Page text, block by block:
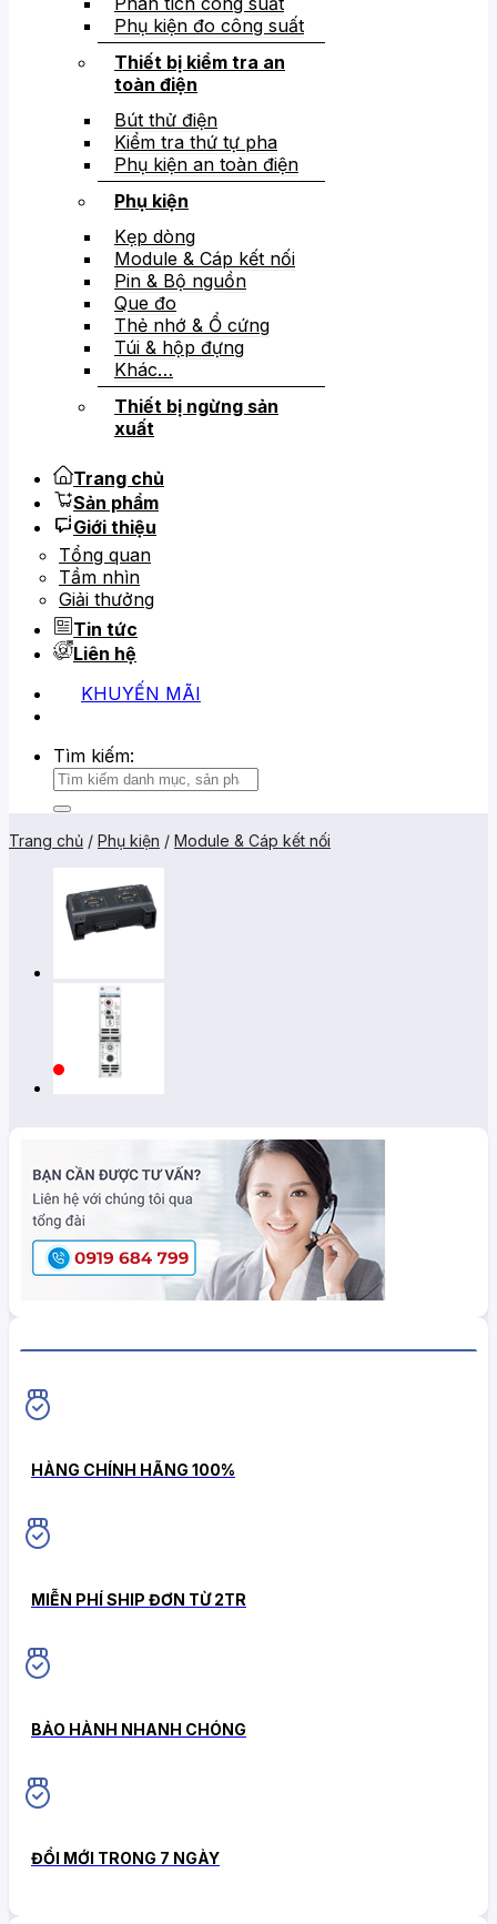
Phụ kiện đo công suất
Thiết bị kiểm tra an
toàn điện
Bút thử điện
Kiểm tra thứ tự pha
Phụ kiện an toàn điện
Phụ kiện
Kẹp dòng
Module & Cáp kết nối
Pin & Bộ nguồn
Que đo
Thẻ nhớ & Ổ cứng
Túi & hộp đựng
Khác…
Thiết bị ngừng sản
xuất
Trang chủ
Sản phẩm
Giới thiệu
Tổng quan
Tầm nhìn
Giải thưởng
Tin tức
Liên hệ
KHUYẾN MÃI
Tìm kiếm:
Trang chủ / Phụ kiện / Module & Cáp kết nối
HÀNG CHÍNH HÃNG 100%
MIỄN PHÍ SHIP ĐƠN TỪ 2TR
BẢO HÀNH NHANH CHÓNG
ĐỔI MỚI TRONG 7 NGÀY